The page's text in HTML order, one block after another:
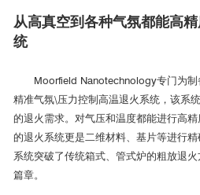
从高真空到各种气氛都能高
统
Moorfield Nanotechnology专门为
精准气氛\压力控制高温退火系统，该系
的退火需求。对气压和温度都能进行高
的退火系统更是二维材料、基片等进行
系统突破了传统箱式、管式炉的粗放退
篇章。
eld Nanotechnology公司，该公司根据
6蒸发系统。在整个过程中，Moorfield
知识渊博，在安装前后都提供现场培训。
性，以及它所带来的样品数量的增加。
团队。